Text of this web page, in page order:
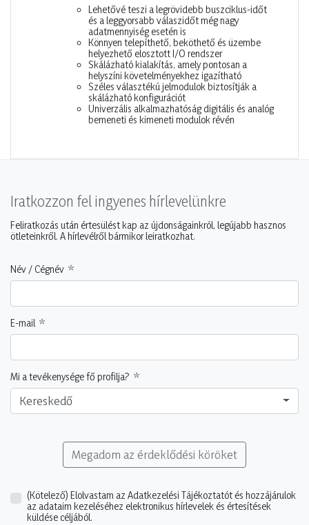
Lehetővé teszi a legrövidebb buszciklus-időt
és a leggyorsabb válaszidőt még nagy
adatmennyiség esetén is
Könnyen telepíthető, beköthető és üzembe
helyezhető elosztott I/O rendszer
Skálázható kialakítás, amely pontosan a
helyszíni követelményekhez igazítható
Széles választékú jelmodulok biztosítják a
skálázható konfigurációt
Univerzális alkalmazhatóság digitális és analóg
bemeneti és kimeneti modulok révén
Iratkozzon fel ingyenes hírlevelünkre
Feliratkozás után értesülést kap az újdonságainkról, legújabb hasznos
ötleteinkről. A hírlevélről bármikor leiratkozhat.
Név / Cégnév
E-mail
Mi a tevékenysége fő profilja?
Kereskedő
Megadom az érdeklődési köröket
(Kötelező) Elolvastam az Adatkezelési Tájékoztatót és hozzájárulok
az adataim kezeléséhez elektronikus hírlevelek és értesítések
küldése céljából.